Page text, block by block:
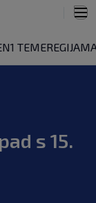
N1 TEMEREGIJA
s 15.